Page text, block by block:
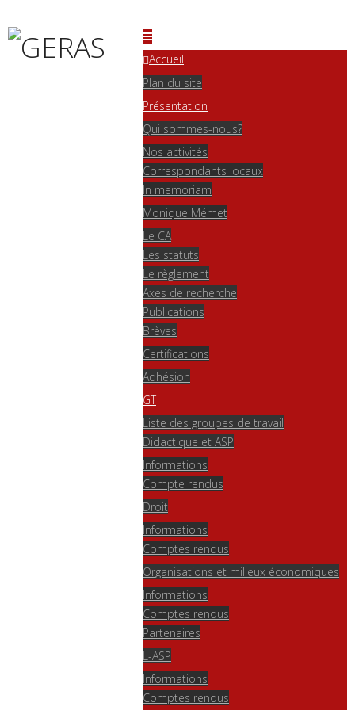
Accueil
Plan du site
Présentation
Qui sommes-nous?
Nos activités
Correspondants locaux
In memoriam
Monique Mémet
Le CA
Les statuts
Le règlement
Axes de recherche
Publications
Brèves
Certifications
Adhésion
GT
Liste des groupes de travail
Didactique et ASP
Informations
Compte rendus
Droit
Informations
Comptes rendus
Organisations et milieux économiques
Informations
Comptes rendus
Partenaires
L-ASP
Informations
Comptes rendus
Présentation
JE Une école française d'anglais de spécialité? - 14 octobre 2022
JE Une école française d'anglais de spécialité? - 14 octobre 2022
intitulée"Une école française d'anglais
se tiendra le 14octobre 2022, à la
des langues et des cultures, 35 rue Raulin,
. Veuillez trouverez le programme ci-dessous, le détail
des résumés est disponible sur les sites du
Conférence plénière :Michel Van der Yeught
"Questionnements liminaires sur la notion d’« école
française de l’anglais de spécialité » : enjeux
épistémologiques et institutionnels"
10h30 Mathilde Gaillard(Université Paris Panthéon-